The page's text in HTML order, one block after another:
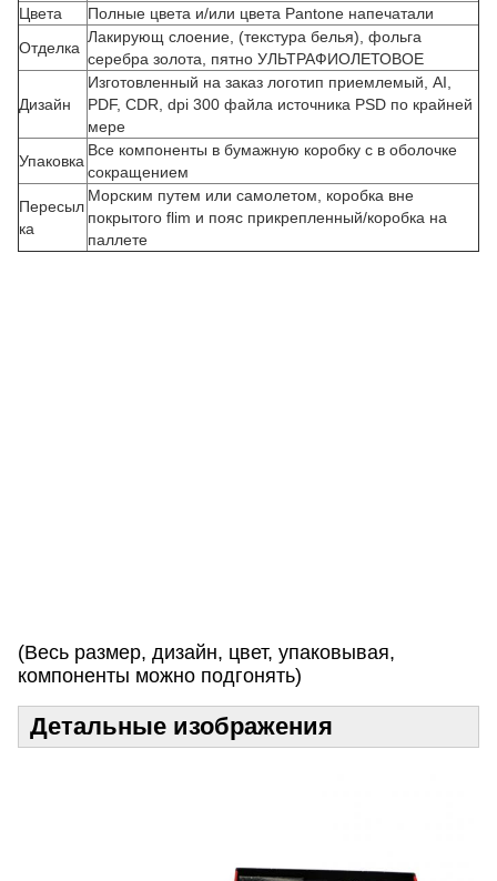
Цвета
Полные цвета и/или цвета Pantone напечатали
Отделка
Лакирующ слоение, (текстура белья), фольга
серебра золота, пятно УЛЬТРАФИОЛЕТОВОЕ
Дизайн
Изготовленный на заказ логотип приемлемый, AI,
PDF, CDR, dpi 300 файла источника PSD по крайней
мере
Упаковка
Все компоненты в бумажную коробку с в оболочке
сокращением
Пересыл
ка
Морским путем или самолетом, коробка вне
покрытого flim и пояс прикрепленный/коробка на
паллете
(Весь размер, дизайн, цвет, упаковывая,
компоненты можно подгонять)
Детальные изображения